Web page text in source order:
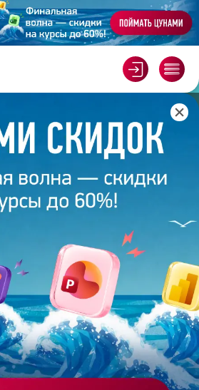
ораторского мастерства
перед любой аудиторией с
уверенностью.
УЧИТЬСЯ